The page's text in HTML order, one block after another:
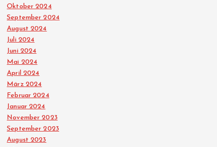
Oktober 2024
September 2024
August 2024
Juli 2024
Juni 2024
Mai 2024
April 2024
März 2024
Februar 2024
Januar 2024
November 2023
September 2023
August 2023